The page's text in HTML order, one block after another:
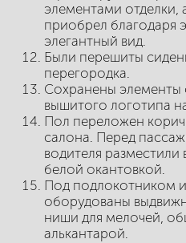
элементами отделки,
приобрел благодаря
элегантный вид.
Были перешиты
перегородка.
Сохранены элементы
вышитого логотипа
Пол переложен
салона. Перед
водителя
белой окантовкой.
Под подлокотником
оборудованы
ниши для мелочей,
алькантарой.